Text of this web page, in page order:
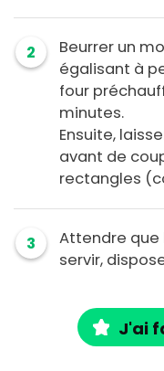
2
Beurrer un
égalisant à
four
minutes.
Ensuite,
avant de
rectangles
3
Attendre
servir,
J'ai